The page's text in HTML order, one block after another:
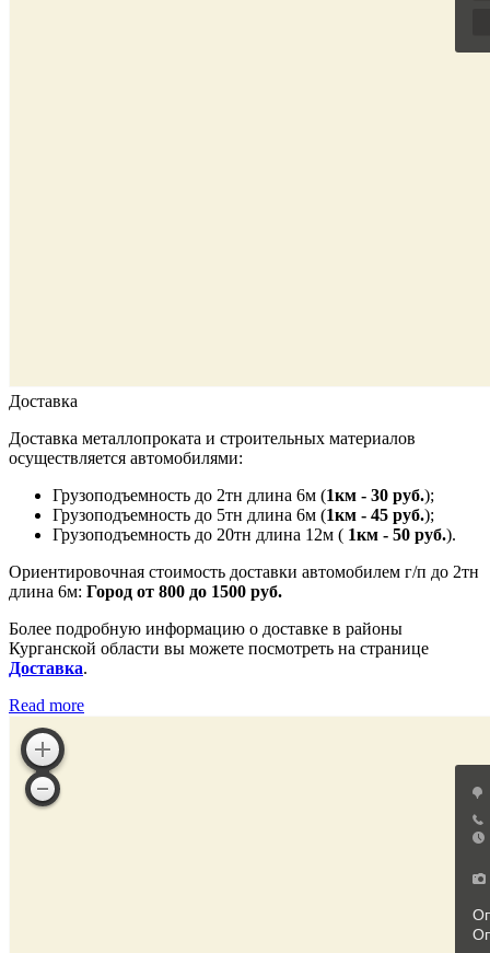
Доставка
Доставка металлопроката и строительных материалов
осуществляется автомобилями:
Грузоподъемность до 2тн длина 6м (1км - 30 руб.);
Грузоподъемность до 5тн длина 6м (1км - 45 руб.);
Грузоподъемность до 20тн длина 12м ( 1км - 50 руб.).
Ориентировочная стоимость доставки автомобилем г/п до 2тн
длина 6м: Город от 800 до 1500 руб.
Более подробную информацию о доставке в районы
Курганской области вы можете посмотреть на странице
Доставка.
Read more